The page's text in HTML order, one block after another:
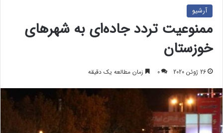
آرشیو
ممنوعیت تردد جاده‌ای به شهرهای
خوزستان
26 ژوئن 2020 0 زمان مطالعه یک دقیقه